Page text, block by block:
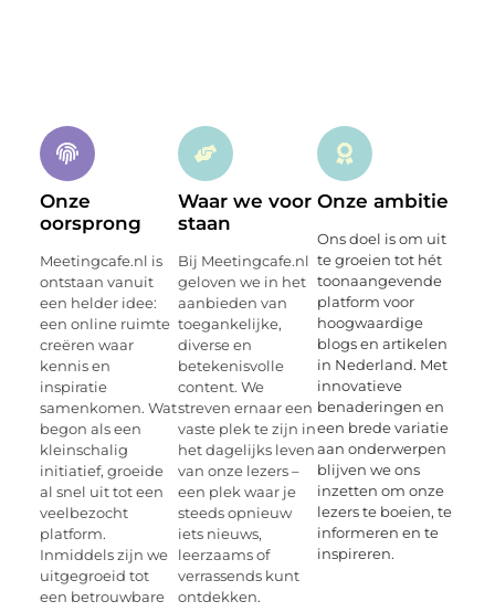
Onze
oorsprong
Meetingcafe.nl is
ontstaan vanuit
een helder idee:
een online ruimte
creëren waar
kennis en
inspiratie
samenkomen. Wat
begon als een
kleinschalig
initiatief, groeide
al snel uit tot een
veelbezocht
platform.
Inmiddels zijn we
uitgegroeid tot
een betrouwbare
Waar we voor
staan
Bij Meetingcafe.nl
geloven we in het
aanbieden van
toegankelijke,
diverse en
betekenisvolle
content. We
streven ernaar een
vaste plek te zijn in
het dagelijks leven
van onze lezers –
een plek waar je
steeds opnieuw
iets nieuws,
leerzaams of
verrassends kunt
ontdekken.
Onze ambitie
Ons doel is om uit
te groeien tot hét
toonaangevende
platform voor
hoogwaardige
blogs en artikelen
in Nederland. Met
innovatieve
benaderingen en
een brede variatie
aan onderwerpen
blijven we ons
inzetten om onze
lezers te boeien, te
informeren en te
inspireren.